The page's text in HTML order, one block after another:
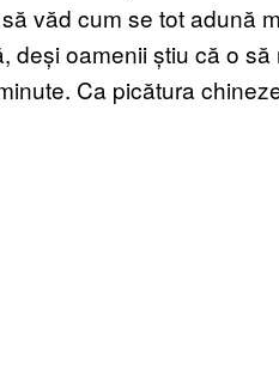
văd cum se tot adună
deși oamenii știu că o
Ca picătura